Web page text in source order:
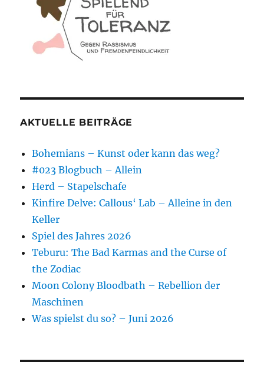
AKTUELLE BEITRÄGE
Bohemians – Kunst oder kann das weg?
#023 Blogbuch – Allein
Herd – Stapelschafe
Kinfire Delve: Callous‘ Lab – Alleine in den
Keller
Spiel des Jahres 2026
Teburu: The Bad Karmas and the Curse of
the Zodiac
Moon Colony Bloodbath – Rebellion der
Maschinen
Was spielst du so? – Juni 2026